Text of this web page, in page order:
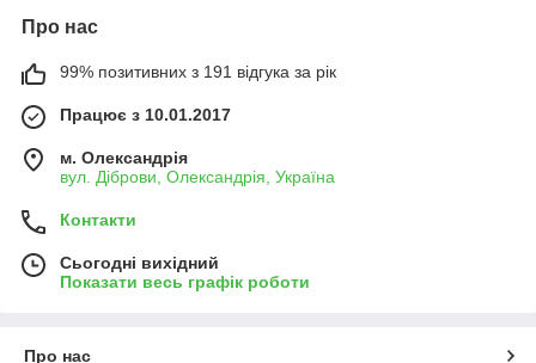
Про нас
99% позитивних з 191 відгука за рік
Працює з 10.01.2017
м. Олександрія
вул. Діброви, Олександрія, Україна
Контакти
Сьогодні вихідний
Показати весь графік роботи
Про нас